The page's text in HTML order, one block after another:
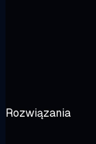
Rozwiązania